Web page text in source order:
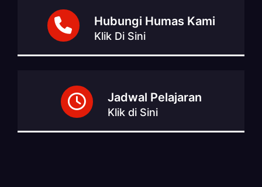
Hubungi Humas Kami
Klik Di Sini
Jadwal Pelajaran
Klik di Sini